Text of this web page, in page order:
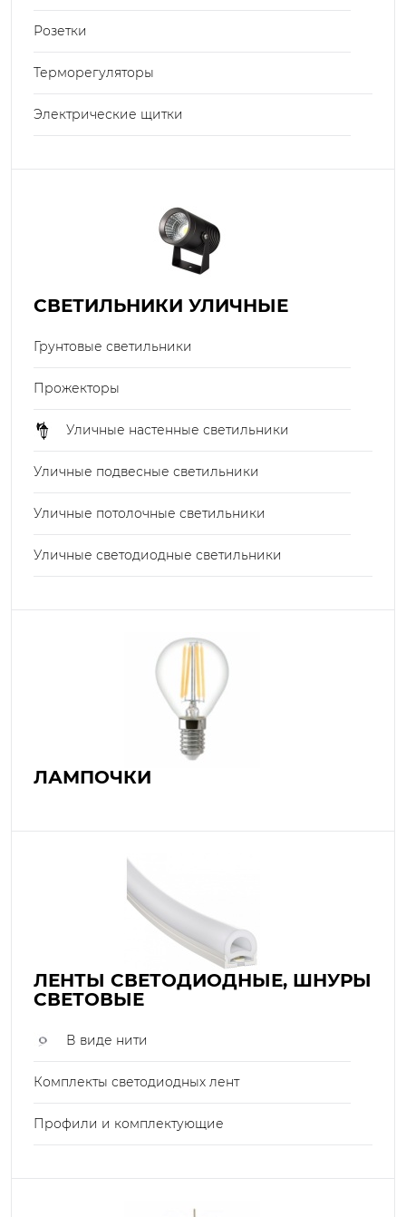
Розетки
Терморегуляторы
Электрические щитки
СВЕТИЛЬНИКИ УЛИЧНЫЕ
Грунтовые светильники
Прожекторы
Уличные настенные светильники
Уличные подвесные светильники
Уличные потолочные светильники
Уличные светодиодные светильники
ЛАМПОЧКИ
ЛЕНТЫ СВЕТОДИОДНЫЕ, ШНУРЫ
СВЕТОВЫЕ
В виде нити
Комплекты светодиодных лент
Профили и комплектующие